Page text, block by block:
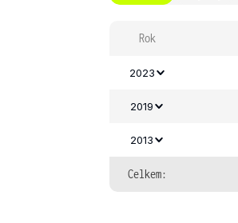
Rok
2023
2019
2013
Celkem: